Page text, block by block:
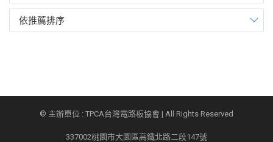
依推薦排序
© 主辦單位 : TPCA台灣電路板協會 | All Rights Reserved
337002桃園市大園區高鐵北路二段147號